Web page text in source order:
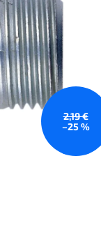
2,19 €
–25 %